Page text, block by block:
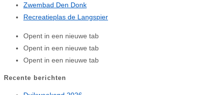
Zwembad Den Donk
Recreatieplas de Langspier
Opent in een nieuwe tab
Opent in een nieuwe tab
Opent in een nieuwe tab
Recente berichten